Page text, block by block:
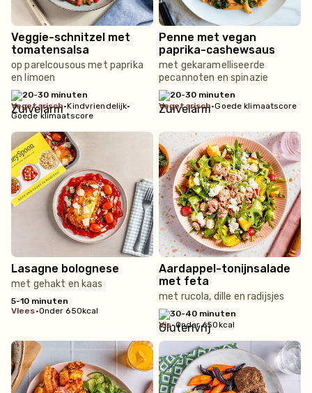
Veggie-schnitzel met
tomatensalsa
op parelcousous met paprika
en limoen
20-30 minuten
vegetarisch•Kindvriendelijk•
Goede klimaatscore
Penne met vegan
paprika-cashewsaus
met gekaramelliseerde
pecannoten en spinazie
20-30 minuten
vegetarisch•Goede klimaatscore
Lasagne bolognese
met gehakt en kaas
5-10 minuten
vlees•Onder 650kcal
Aardappel-tonijnsalade
met feta
met rucola, dille en radijsjes
30-40 minuten
vis•Onder 650kcal